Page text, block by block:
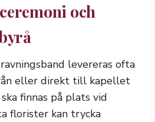
och
levereras ofta
eller direkt till kapellet
finnas på plats vid
florister kan trycka